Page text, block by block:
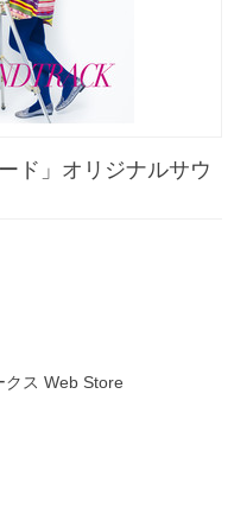
ド」オリジナルサウ
クス Web Store